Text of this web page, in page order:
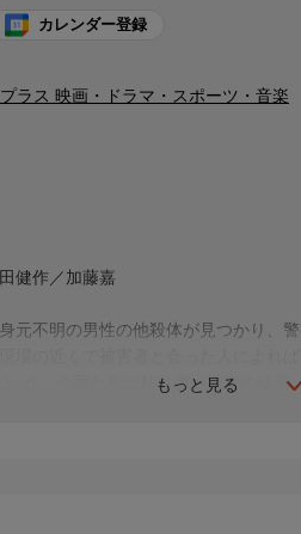
カレンダー登録
ラス 映画・ドラマ・スポーツ・音楽
もっと見る
健作／加藤嘉
元不明の男性の他殺体が見つかり、
いう。今西たちは粘り強い捜査の結果